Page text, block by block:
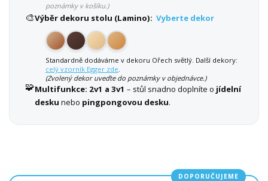
poznámky v košíku.)
🎨Výběr dekoru stolu (Lamino): Vyberte dekor
Standardně dodáváme v dekoru Ořech světlý. Další dekory:
celý vzorník Egger zde
(Zvolený dekor uveďte do poznámky v objednávce.)
🧩Multifunkce: 2v1 a 3v1 – stůl snadno doplníte o jídelní
desku nebo pingpongovou desku.
DOPORUČUJEME